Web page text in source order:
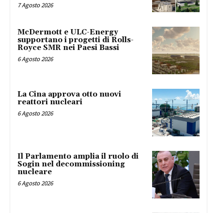
7 Agosto 2026
McDermott e ULC-Energy
supportano i progetti di Rolls-
Royce SMR nei Paesi Bassi
6 Agosto 2026
La Cina approva otto nuovi
reattori nucleari
6 Agosto 2026
Il Parlamento amplia il ruolo di
Sogin nel decommissioning
nucleare
6 Agosto 2026